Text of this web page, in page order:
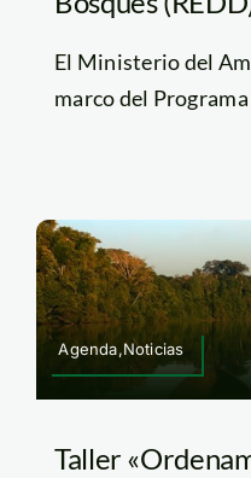
El Ministerio del
marco del Programa
Agenda,Noticias
Taller